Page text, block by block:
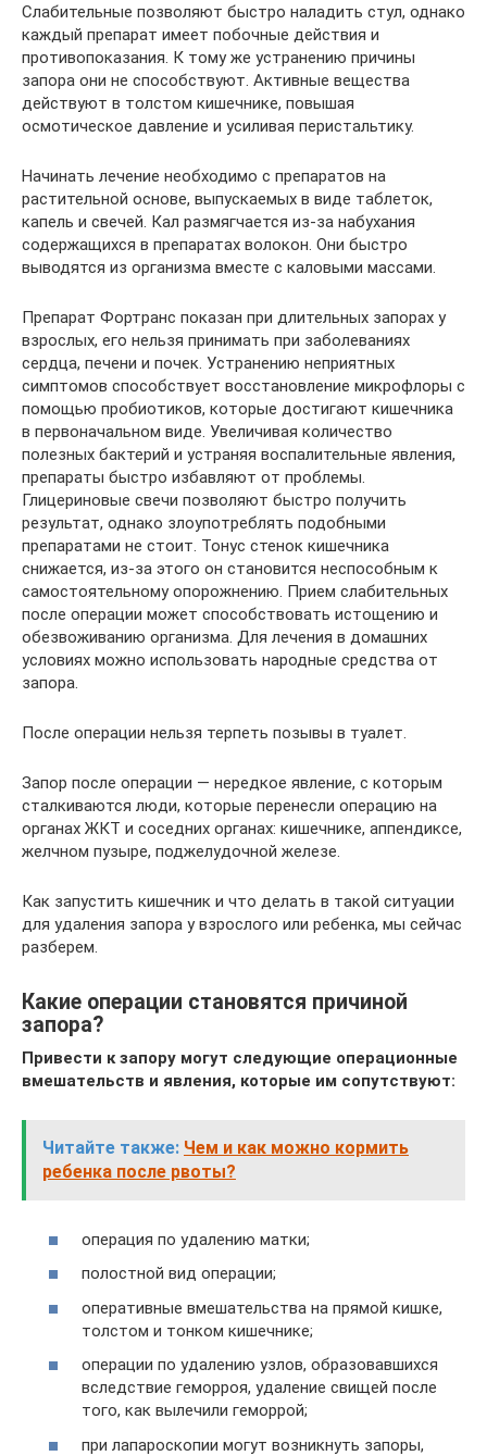
Слабительные позволяют быстро наладить стул, однако
каждый препарат имеет побочные действия и
противопоказания. К тому же устранению причины
запора они не способствуют. Активные вещества
действуют в толстом кишечнике, повышая
осмотическое давление и усиливая перистальтику.
Начинать лечение необходимо с препаратов на
растительной основе, выпускаемых в виде таблеток,
капель и свечей. Кал размягчается из-за набухания
содержащихся в препаратах волокон. Они быстро
выводятся из организма вместе с каловыми массами.
Препарат Фортранс показан при длительных запорах у
взрослых, его нельзя принимать при заболеваниях
сердца, печени и почек. Устранению неприятных
симптомов способствует восстановление микрофлоры с
помощью пробиотиков, которые достигают кишечника
в первоначальном виде. Увеличивая количество
полезных бактерий и устраняя воспалительные явления,
препараты быстро избавляют от проблемы.
Глицериновые свечи позволяют быстро получить
результат, однако злоупотреблять подобными
препаратами не стоит. Тонус стенок кишечника
снижается, из-за этого он становится неспособным к
самостоятельному опорожнению. Прием слабительных
после операции может способствовать истощению и
обезвоживанию организма. Для лечения в домашних
условиях можно использовать народные средства от
запора.
После операции нельзя терпеть позывы в туалет.
Запор после операции — нередкое явление, с которым
сталкиваются люди, которые перенесли операцию на
органах ЖКТ и соседних органах: кишечнике, аппендиксе,
желчном пузыре, поджелудочной железе.
Как запустить кишечник и что делать в такой ситуации
для удаления запора у взрослого или ребенка, мы сейчас
разберем.
Какие операции становятся причиной
запора?
Привести к запору могут следующие операционные
вмешательств и явления, которые им сопутствуют:
Читайте также: Чем и как можно кормить
ребенка после рвоты?
операция по удалению матки;
полостной вид операции;
оперативные вмешательства на прямой кишке,
толстом и тонком кишечнике;
операции по удалению узлов, образовавшихся
вследствие геморроя, удаление свищей после
того, как вылечили геморрой;
при лапароскопии могут возникнуть запоры,